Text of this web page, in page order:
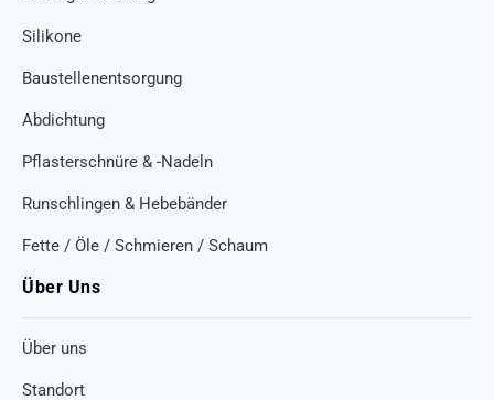
Silikone
Baustellenentsorgung
Abdichtung
Pflasterschnüre & -Nadeln
Runschlingen & Hebebänder
Fette / Öle / Schmieren / Schaum
Über Uns
Über uns
Standort